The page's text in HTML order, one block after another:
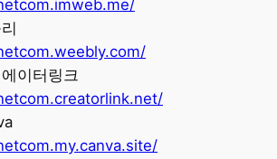
이터링크